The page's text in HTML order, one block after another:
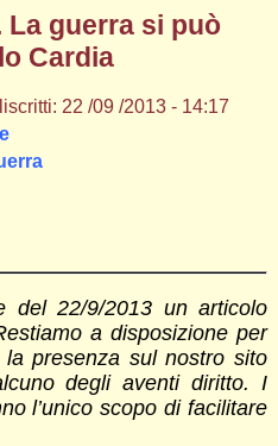
guerra si può
Cardia
22 /09 /2013 - 14:17
del 22/9/2013 un articolo
a disposizione per
la presenza sul nostro sito
degli aventi diritto. I
l’unico scopo di facilitare